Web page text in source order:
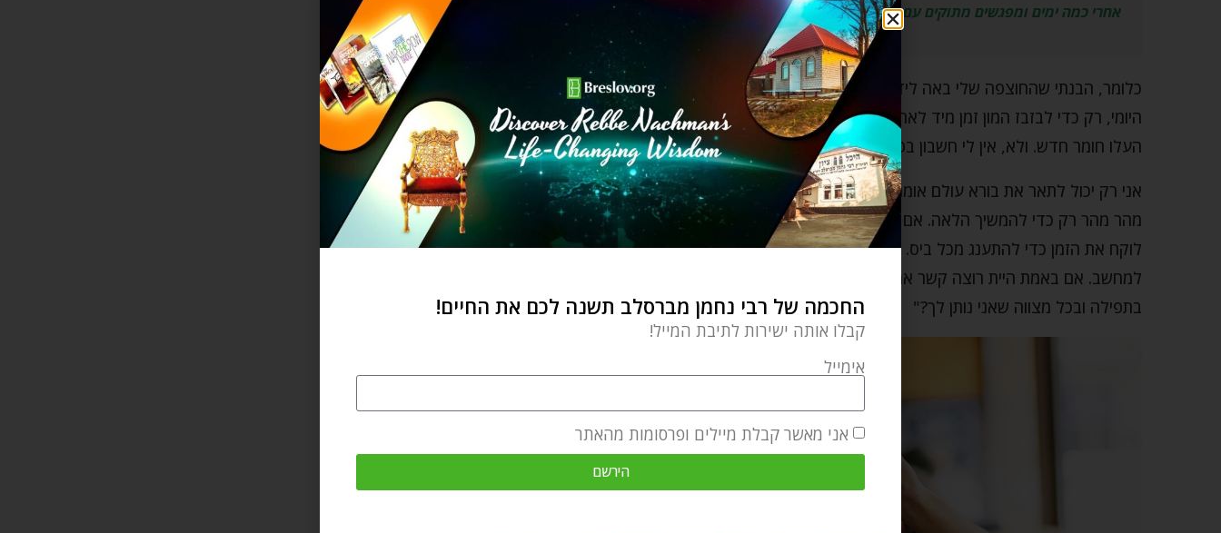
אחרי כמה ימים ומפגשים מתוקים עם בורא עולם התחלתי לגלות למה אני מוטרד מההתנהגות של הילד הזה, יותר
מזו של שאר הילדים שלי…
כלומר, הבנתי שהחוצפה שלי באה לידי ביטוי ברצון למהר בכל הקשור לעבודה הרוחנית שלי – כמו בלימוד
היומי, רק כדי לבזבז המון זמן מיד לאחר הלימוד בגלישה באינטרנט, חוזר שוב ושוב לאותם אתרים ובודק אם הם
העלו חומר חדש. ולא, אין לי חשבון בפייסבוק, אינסטגרם, טוויטר או מה שלא יהיה.
אני רק יכול לתאר את בורא עולם אומר לי, "אתה אומר לי כל בוקר שאתה רוצה להתקרב אלי אבל עושה הכל
מהר מהר רק כדי להמשיך הלאה. אם הייתי נותן לך משהו טעים לאכול, לא היית ממהר ככה, נכון? אדרבה, היית
לוקח את הזמן כדי להתענג מכל ביס. אבל בלימוד? מהר מהר רק כדי לסיים ולומר לעצמך 'סימנתי וי' ואז קופץ
למחשב. אם באמת היית רוצה קשר אמיתי איתי, למה אתה לא מאט קצת ונהנה מכל רגע כזה – בלימוד,
בתפילה ובכל מצווה שאני נותן לך?"
החכמה של רבי נחמן מברסלב תשנה לכם את החיים!
קבלו אותה ישירות לתיבת המייל!
אימייל
אני מאשר קבלת מיילים ופרסומות מהאתר
הירשם